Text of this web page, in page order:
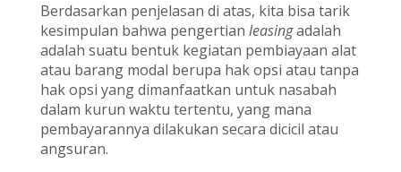
Berdasarkan penjelasan di atas, kita bisa tarik
kesimpulan bahwa pengertian leasingadalah
adalah suatu bentuk kegiatan pembiayaan alat
atau barang modal berupa hak opsi atau tanpa
hak opsi yang dimanfaatkan untuk nasabah
dalam kurun waktu tertentu, yang mana
pembayarannya dilakukan secara dicicil atau
angsuran.